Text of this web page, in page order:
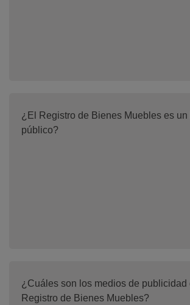
¿El Registro de Bienes Muebles es un
público?
¿Cuáles son los medios de publicidad
Registro de Bienes Muebles?